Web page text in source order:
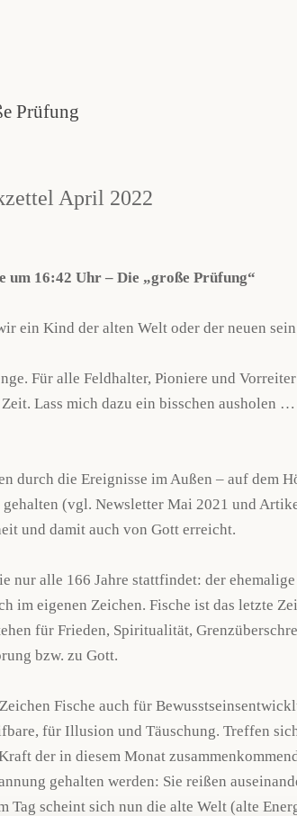
Prüfung
April 2022
16:42 Uhr – Die „große Prüfung“
ein Kind der alten Welt oder der neuen
Für alle Feldhalter, Pioniere und
Lass mich dazu ein bisschen ausholen …
durch die Ereignisse im Außen – auf dem
(vgl. Newsletter Mai 2021 und
und damit auch von Gott erreicht.
nur alle 166 Jahre stattfindet: der
im eigenen Zeichen. Fische ist das letzte
für Frieden, Spiritualität,
bzw. zu Gott.
Fische auch für
für Illusion und Täuschung. Treffen
der in diesem Monat
gehalten werden: Sie reißen
Tag scheint sich nun die alte Welt (alte